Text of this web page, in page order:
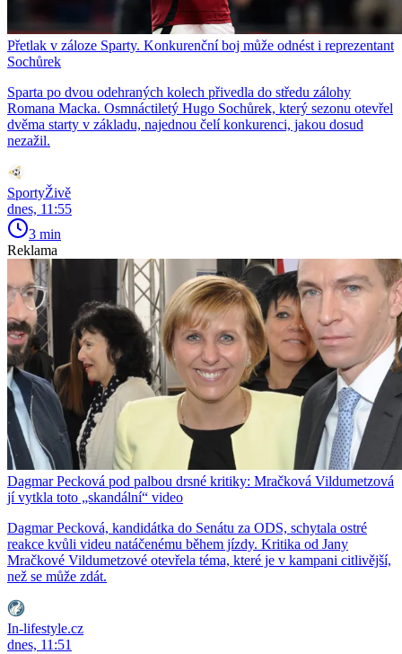
Přetlak v záloze Sparty. Konkurenční boj může odnést i reprezentant
Sochůrek
Sparta po dvou odehraných kolech přivedla do středu zálohy
Romana Macka. Osmnáctiletý Hugo Sochůrek, který sezonu otevřel
dvěma starty v základu, najednou čelí konkurenci, jakou dosud
nezažil.
SportyŽivě
dnes, 11:55
3 min
Reklama
Dagmar Pecková pod palbou drsné kritiky: Mračková Vildumetzová
jí vytkla toto „skandální“ video
Dagmar Pecková, kandidátka do Senátu za ODS, schytala ostré
reakce kvůli videu natáčenému během jízdy. Kritika od Jany
Mračkové Vildumetzové otevřela téma, které je v kampani citlivější,
než se může zdát.
In-lifestyle.cz
dnes, 11:51